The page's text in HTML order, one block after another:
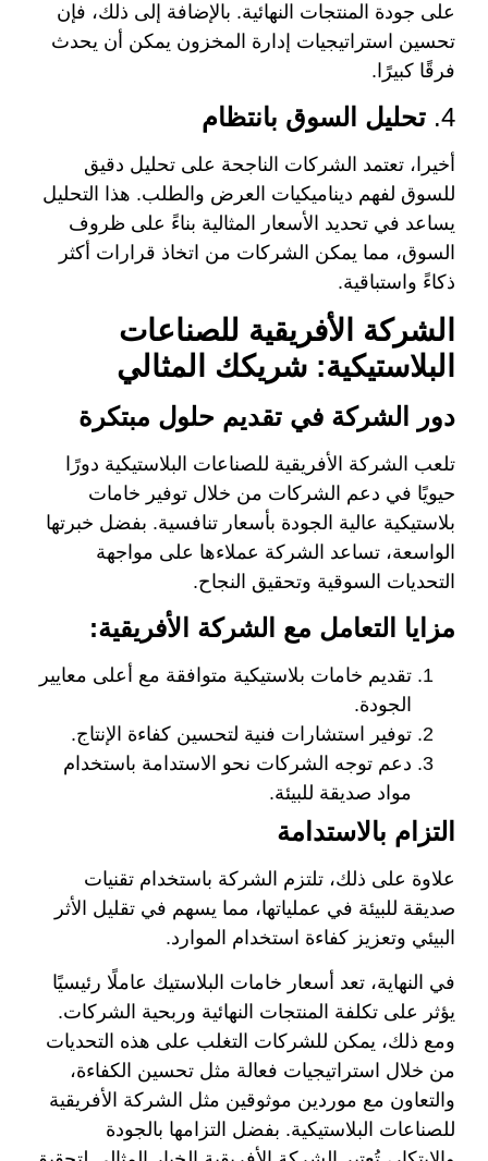
على جودة المنتجات النهائية. بالإضافة إلى ذلك، فإن
تحسين استراتيجيات إدارة المخزون يمكن أن يحدث
فرقًا كبيرًا.
4. تحليل السوق بانتظام
أخيرا، تعتمد الشركات الناجحة على تحليل دقيق
للسوق لفهم ديناميكيات العرض والطلب. هذا التحليل
يساعد في تحديد الأسعار المثالية بناءً على ظروف
السوق، مما يمكن الشركات من اتخاذ قرارات أكثر
ذكاءً واستباقية.
الشركة الأفريقية للصناعات
البلاستيكية: شريكك المثالي
دور الشركة في تقديم حلول مبتكرة
تلعب الشركة الأفريقية للصناعات البلاستيكية دورًا
حيويًا في دعم الشركات من خلال توفير خامات
بلاستيكية عالية الجودة بأسعار تنافسية. بفضل خبرتها
الواسعة، تساعد الشركة عملاءها على مواجهة
التحديات السوقية وتحقيق النجاح.
مزايا التعامل مع الشركة الأفريقية:
تقديم خامات بلاستيكية متوافقة مع أعلى معايير
الجودة.
توفير استشارات فنية لتحسين كفاءة الإنتاج.
دعم توجه الشركات نحو الاستدامة باستخدام
مواد صديقة للبيئة.
التزام بالاستدامة
علاوة على ذلك، تلتزم الشركة باستخدام تقنيات
صديقة للبيئة في عملياتها، مما يسهم في تقليل الأثر
البيئي وتعزيز كفاءة استخدام الموارد.
في النهاية، تعد أسعار خامات البلاستيك عاملًا رئيسيًا
يؤثر على تكلفة المنتجات النهائية وربحية الشركات.
ومع ذلك، يمكن للشركات التغلب على هذه التحديات
من خلال استراتيجيات فعالة مثل تحسين الكفاءة،
والتعاون مع موردين موثوقين مثل الشركة الأفريقية
للصناعات البلاستيكية. بفضل التزامها بالجودة